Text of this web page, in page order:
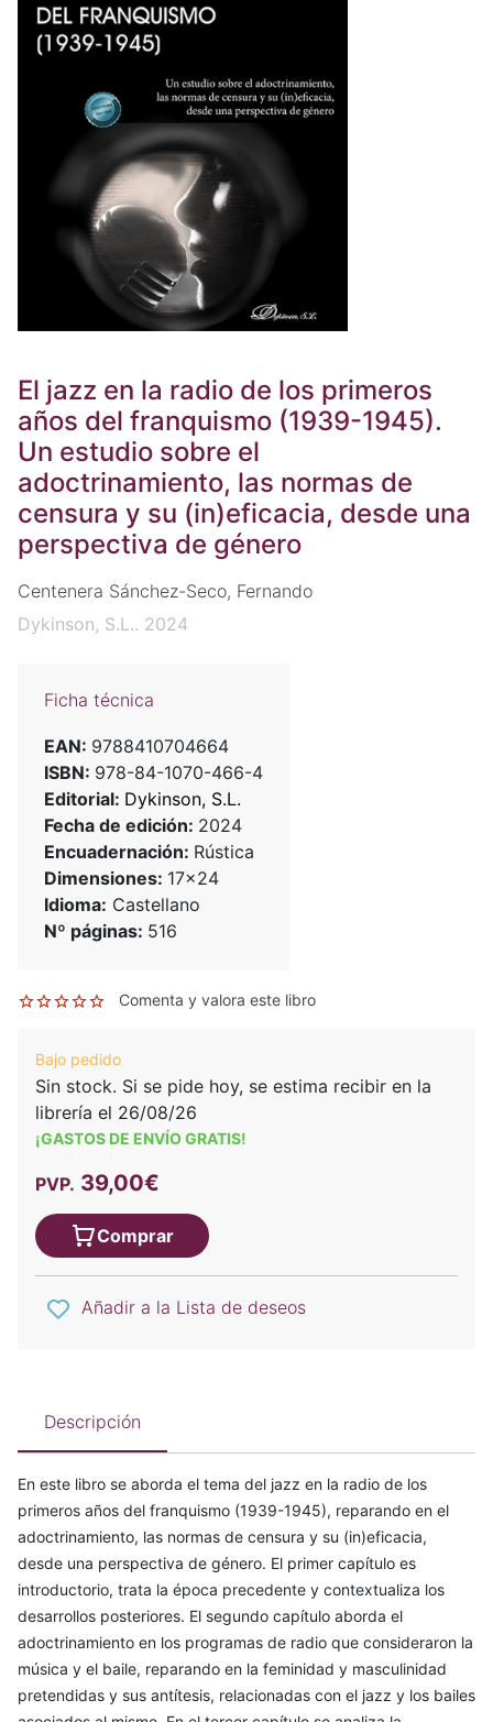
El jazz en la radio de los primeros
años del franquismo (1939-1945).
Un estudio sobre el
adoctrinamiento, las normas de
censura y su (in)eficacia, desde una
perspectiva de género
Centenera Sánchez-Seco, Fernando
Dykinson, S.L.. 2024
Ficha técnica
EAN: 9788410704664
ISBN: 978-84-1070-466-4
Editorial: Dykinson, S.L.
Fecha de edición: 2024
Encuadernación: Rústica
Dimensiones: 17x24
Idioma: Castellano
Nº páginas: 516
Comenta y valora este libro
Bajo pedido
Sin stock. Si se pide hoy, se estima recibir en la
librería el 26/08/26
¡GASTOS DE ENVÍO GRATIS!
PVP. 39,00€
Comprar
Añadir a la Lista de deseos
Descripción
En este libro se aborda el tema del jazz en la radio de los
primeros años del franquismo (1939-1945), reparando en el
adoctrinamiento, las normas de censura y su (in)eficacia,
desde una perspectiva de género. El primer capítulo es
introductorio, trata la época precedente y contextualiza los
desarrollos posteriores. El segundo capítulo aborda el
adoctrinamiento en los programas de radio que consideraron la
música y el baile, reparando en la feminidad y masculinidad
pretendidas y sus antítesis, relacionadas con el jazz y los bailes